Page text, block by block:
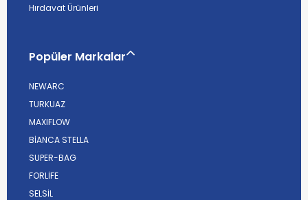
Hırdavat Ürünleri
Popüler Markalar
NEWARC
TURKUAZ
MAXIFLOW
BİANCA STELLA
SUPER-BAG
FORLİFE
SELSİL